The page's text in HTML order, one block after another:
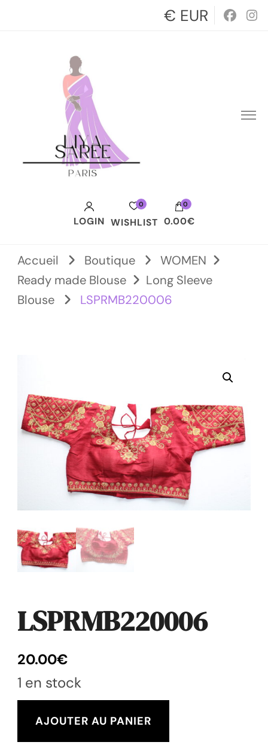
€ EUR
LOGIN
0
WISHLIST
0
0.00€
Votre panier est vide.
Accueil Boutique
WOMEN
Ready made Blouse
Long Sleeve
Blouse
LSPRMB220006
LSPRMB220006
20.00€
1 en stock
quantité
de
AJOUTER AU PANIER